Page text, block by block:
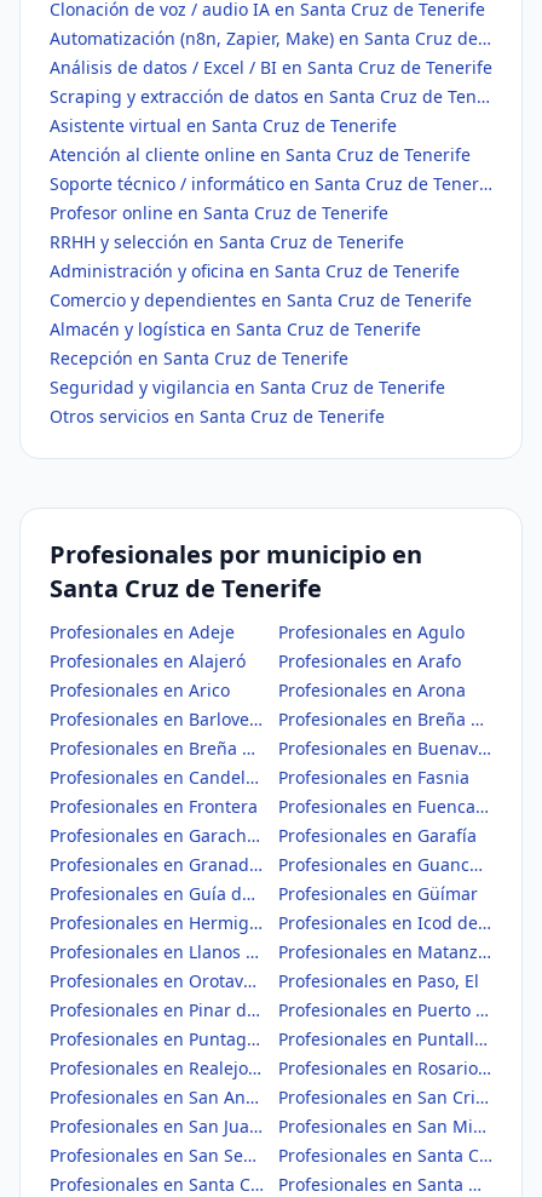
Clonación de voz / audio IA en Santa Cruz de Tenerife
Automatización (n8n, Zapier, Make) en Santa Cruz de Tenerife
Análisis de datos / Excel / BI en Santa Cruz de Tenerife
Scraping y extracción de datos en Santa Cruz de Tenerife
Asistente virtual en Santa Cruz de Tenerife
Atención al cliente online en Santa Cruz de Tenerife
Soporte técnico / informático en Santa Cruz de Tenerife
Profesor online en Santa Cruz de Tenerife
RRHH y selección en Santa Cruz de Tenerife
Administración y oficina en Santa Cruz de Tenerife
Comercio y dependientes en Santa Cruz de Tenerife
Almacén y logística en Santa Cruz de Tenerife
Recepción en Santa Cruz de Tenerife
Seguridad y vigilancia en Santa Cruz de Tenerife
Otros servicios en Santa Cruz de Tenerife
Profesionales por municipio en
Santa Cruz de Tenerife
Profesionales en Adeje
Profesionales en Agulo
Profesionales en Alajeró
Profesionales en Arafo
Profesionales en Arico
Profesionales en Arona
Profesionales en Barlovento
Profesionales en Breña Alta
Profesionales en Breña Baja
Profesionales en Buenavista del Norte
Profesionales en Candelaria
Profesionales en Fasnia
Profesionales en Frontera
Profesionales en Fuencaliente de la Palma
Profesionales en Garachico
Profesionales en Garafía
Profesionales en Granadilla de Abona
Profesionales en Guancha, La
Profesionales en Guía de Isora
Profesionales en Güímar
Profesionales en Hermigua
Profesionales en Icod de los Vinos
Profesionales en Llanos de Aridane, Los
Profesionales en Matanza de Acentejo, La
Profesionales en Orotava, La
Profesionales en Paso, El
Profesionales en Pinar de El Hierro, El
Profesionales en Puerto de la Cruz
Profesionales en Puntagorda
Profesionales en Puntallana
Profesionales en Realejos, Los
Profesionales en Rosario, El
Profesionales en San Andrés y Sauces
Profesionales en San Cristóbal de La Laguna
Profesionales en San Juan de la Rambla
Profesionales en San Miguel de Abona
Profesionales en San Sebastián de la Gomera
Profesionales en Santa Cruz de la Palma
Profesionales en Santa Cruz de Tenerife
Profesionales en Santa Úrsula